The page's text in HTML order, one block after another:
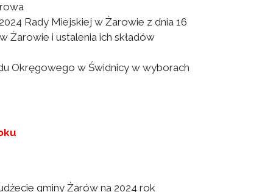
Rady Miejskiej w Żarowie z dnia 16
Żarowie i ustalenia ich składów
Okręgowego w Świdnicy w wyborach
gminy Żarów na 2024 rok